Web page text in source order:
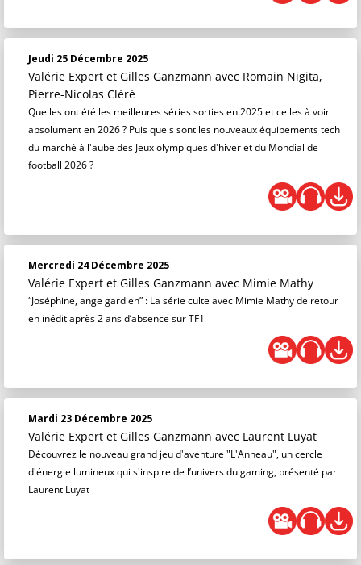
Jeudi 25 Décembre 2025
Valérie Expert et Gilles Ganzmann avec Romain Nigita,
Pierre-Nicolas Cléré
Quelles ont été les meilleures séries sorties en 2025 et celles à voir
absolument en 2026 ? Puis quels sont les nouveaux équipements tech
du marché à l'aube des Jeux olympiques d'hiver et du Mondial de
football 2026 ?
Mercredi 24 Décembre 2025
Valérie Expert et Gilles Ganzmann avec Mimie Mathy
“Joséphine, ange gardien” : La série culte avec Mimie Mathy de retour
en inédit après 2 ans d’absence sur TF1
Mardi 23 Décembre 2025
Valérie Expert et Gilles Ganzmann avec Laurent Luyat
Découvrez le nouveau grand jeu d'aventure "L'Anneau", un cercle
d'énergie lumineux qui s'inspire de l’univers du gaming, présenté par
Laurent Luyat